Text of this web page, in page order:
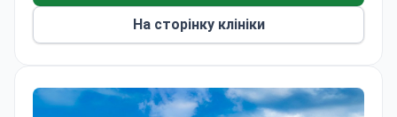
На сторінку клініки